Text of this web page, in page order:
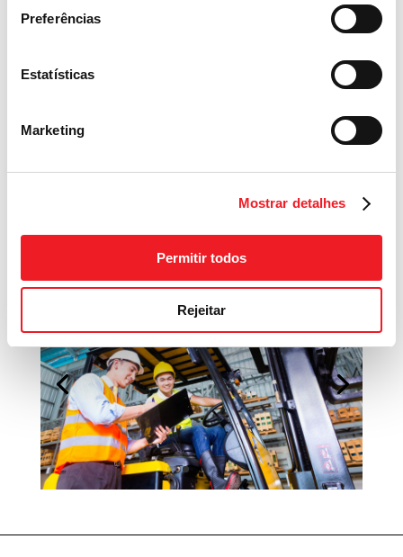
Preferências
Estatísticas
Marketing
Mostrar detalhes
Permitir todos
Rejeitar
A Umana apoia empresas do setor com
logístico e todas as atividades da
cadeia de
, desde a gestão de armazéns até
processos à distribuição de mercadorias.
próximos de cada empresa e das pessoas que
a fazem prosperar.